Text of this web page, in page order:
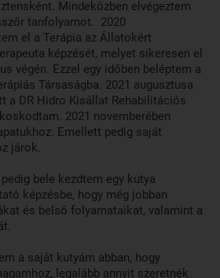
Mindeközben elvégeztem
tanfolyamot. 2020
el a Terápia az Állatokért
képzését, melyet sikeresen el
végén. Ezzel egy időben beléptem a
Társaságba. 2021 augusztusa
a DR Hidro Kisállat Rehabilitációs
2021 novemberében
Emellett pedig saját
járok.
bele kezdtem egy kutya
képzésbe, hogy még jobban
és belső folyamataikat, valamint a
a saját kutyám abban, hogy
legalább annyit szeretnék